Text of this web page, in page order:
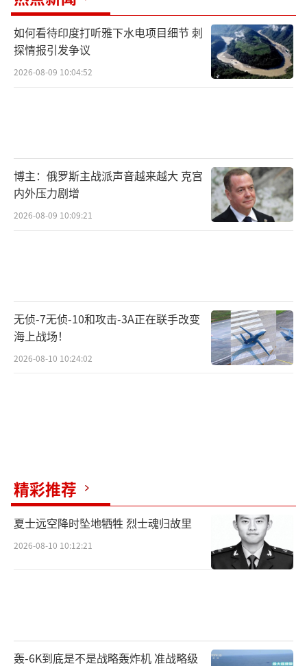
如何看待印度打听雅下水电项目细节 刺
探情报引发争议
2026-08-09 10:04:52
博主：俄罗斯主战派声音越来越大 克宫
内外压力剧增
2026-08-09 10:09:21
无侦-7无侦-10和攻击-3A正在联手改变
海上战场！
2026-08-10 10:24:02
精彩推荐
夏士远空降时坠地牺牲 烈士魂归故里
2026-08-10 10:12:21
轰-6K到底是不是战略轰炸机 准战略级